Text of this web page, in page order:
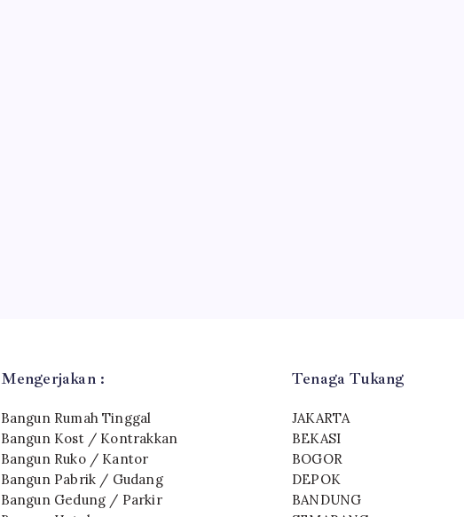
Mengerjakan :
Bangun Rumah Tinggal
Bangun Kost / Kontrakkan
Bangun Ruko / Kantor
Bangun Pabrik / Gudang
Bangun Gedung / Parkir
Tenaga Tukang
JAKARTA
BEKASI
BOGOR
DEPOK
BANDUNG